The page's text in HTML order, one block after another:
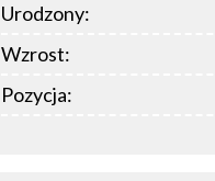
Urodzony:
Wzrost:
Pozycja: